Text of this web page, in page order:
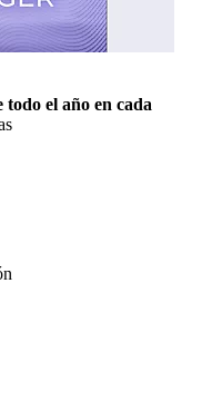
el año en cada